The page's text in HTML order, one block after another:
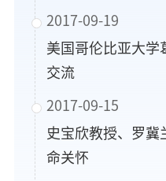
2017-09-19
美国哥伦比亚大学
交流
2017-09-15
史宝欣教授、罗冀
命关怀